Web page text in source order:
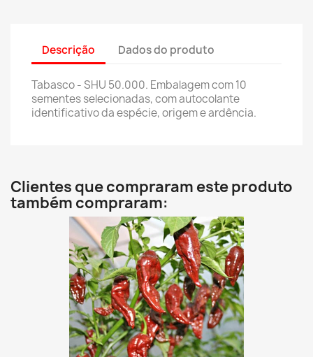
Descrição Dados do produto
Tabasco - SHU 50.000. Embalagem com 10
sementes selecionadas, com autocolante
identificativo da espécie, origem e ardência.
Clientes que compraram este produto
também compraram: